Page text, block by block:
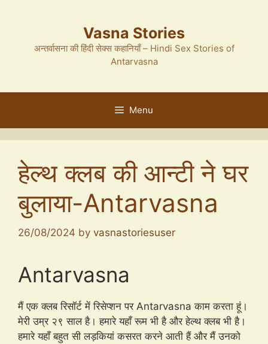
Vasna Stories
अन्तर्वासना की हिंदी सेक्स कहानियाँ – Hindi Sex Stories of
Antarvasna
Menu
हेल्थ क्लब की आन्टी ने घर
बुलाया-Antarvasna
26/08/2024 by vasnastoriesuser
Antarvasna
मैं एक क्लब रिसॉर्ट में रिसेप्शन पर Antarvasna काम करता हूं।
मेरी उम्र २९ साल है। हमारे यहाँ रूम भी है और हेल्थ क्लब भी है।
हमारे यहाँ बहुत सी लड़कियां कसरत करने आती हैं और मैं उनको